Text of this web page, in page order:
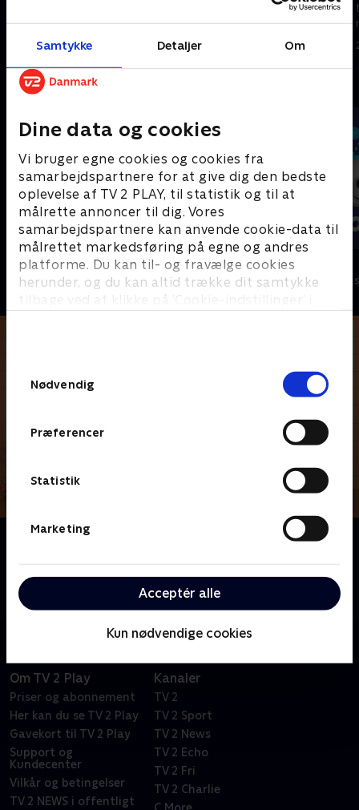
Samtykke Detaljer Om
Dine data og cookies
Vi bruger egne cookies og cookies fra
samarbejdspartnere for at give dig den bedste
oplevelse af TV 2 PLAY, til statistik og til at
målrette annoncer til dig. Vores
samarbejdspartnere kan anvende cookie-data til
målrettet markedsføring på egne og andres
platforme. Du kan til- og fravælge cookies
herunder, og du kan altid trække dit samtykke
tilbage ved at klikke på ’Cookie-indstillinger’ i
Nødvendig
Præferencer
Statistik
Marketing
Acceptér alle
Kun nødvendige cookies
Andre så også
Vicke Viking
Børneserier • 1 sæsoner
Olly & Lea
Børneserier • 1
Om Virkelige Højs Hus
med ti søstre med hjælp fra sin bedste ven Clyde
McBride
Om TV 2 Play
Priser og abonnement
Her kan du se TV 2 Play
Gavekort til TV 2 Play
Support og
Kundecenter
Vilkår og betingelser
TV 2 NEWS i offentligt
Kanaler
TV 2
TV 2 Sport
TV 2 News
TV 2 Echo
TV 2 Fri
TV 2 Charlie